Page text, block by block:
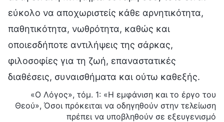
εύκολο να αποχωριστείς κάθε αρνητικότητα,
παθητικότητα, νωθρότητα, καθώς και
οποιεσδήποτε αντιλήψεις της σάρκας,
φιλοσοφίες για τη ζωή, επαναστατικές
διαθέσεις, συναισθήματα και ούτω καθεξής.
«Ο Λόγος», τόμ. 1: «Η εμφάνιση και το έργο του
Θεού», Όσοι πρόκειται να οδηγηθούν στην τελείωση
πρέπει να υποβληθούν σε εξευγενισμό